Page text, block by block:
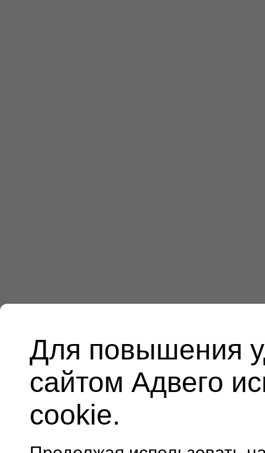
Для повышения
сайтом Адвего
cookie.